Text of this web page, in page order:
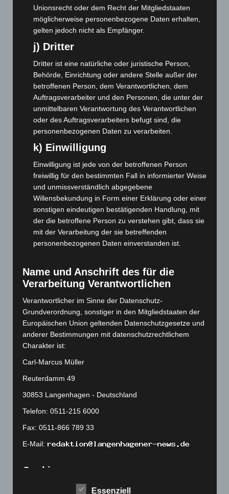
März 2024 (103)
Februar 2024(103)
Januar 2024(111)
Dezember 2023(130)
November 2023(130)
Oktober 2023(114)
September 2023(133)
August 2023(134)
Juli 2023(118)
Juni 2023(142)
Mai 2023(139)
April 2023
(155)
März 2023(174)
Februar 2023(154)
Januar 2023 (140)
Dezember 2022(130)
Oktober 2022(166)
September 2022(205)
August 2022(166)
Juli 2022(133)
Juni 2022 (167)
April 2022(198)
März 2022(221)
Februar 2022(189)
Januar 2022(190)
Dezember 2021 (204)
November 2021(215)
Unionsrecht oder dem Recht der Mitgliedstaaten
möglicherweise personenbezogene Daten erhalten,
gelten jedoch nicht als Empfänger.
j) Dritter
Dritter ist eine natürliche oder juristische Person,
Behörde, Einrichtung oder andere Stelle außer der
betroffenen Person, dem Verantwortlichen, dem
Auftragsverarbeiter und den Personen, die unter der
unmittelbaren Verantwortung des Verantwortlichen
oder des Auftragsverarbeiters befugt sind, die
personenbezogenen Daten zu verarbeiten.
k) Einwilligung
Einwilligung ist jede von der betroffenen Person
freiwillig für den bestimmten Fall in informierter Weise
und unmissverständlich abgegebene
Willensbekundung in Form einer Erklärung oder einer
sonstigen eindeutigen bestätigenden Handlung, mit
der die betroffene Person zu verstehen gibt, dass sie
mit der Verarbeitung der sie betreffenden
personenbezogenen Daten einverstanden ist.
Name und Anschrift des für die
Verarbeitung Verantwortlichen
Verantwortlicher im Sinne der Datenschutz-
Grundverordnung, sonstiger in den Mitgliedstaaten der
Europäischen Union geltenden Datenschutzgesetze und
anderer Bestimmungen mit datenschutzrechtlichem
Charakter ist:
Carl-Marcus Müller
Reuterdamm 49
30853 Langenhagen - Deutschland
Telefon: 0511-215 6000
Fax: 0511-866 789 33
E-Mail:
Cookies
Die Internetseiten verwenden Cookies. Cookies sind
Essenziell